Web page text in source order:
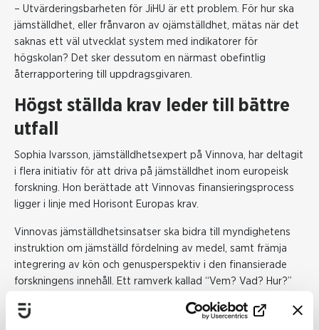
– Utvärderingsbarheten för JiHU är ett problem. För hur ska
jämställdhet, eller frånvaron av ojämställdhet, mätas när det
saknas ett väl utvecklat system med indikatorer för
högskolan? Det sker dessutom en närmast obefintlig
återrapportering till uppdragsgivaren.
Högst ställda krav leder till bättre
utfall
Sophia Ivarsson, jämställdhetsexpert på Vinnova, har deltagit
i flera initiativ för att driva på jämställdhet inom europeisk
forskning. Hon berättade att Vinnovas finansieringsprocess
ligger i linje med Horisont Europas krav.
Vinnovas jämställdhetsinsatser ska bidra till myndighetens
instruktion om jämställd fördelning av medel, samt främja
integrering av kön och genusperspektiv i den finansierade
forskningens innehåll. Ett ramverk kallad “Vem? Vad? Hur?”
integrerats genom hela finansieringsprocessen från utlysning,